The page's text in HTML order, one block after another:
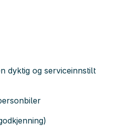
dyktig og serviceinnstilt